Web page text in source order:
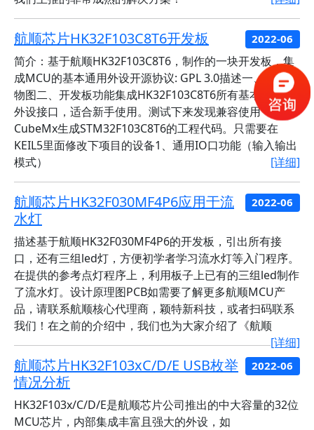
2022-06
航顺芯片HK32F103C8T6开发板
简介：基于航顺HK32F103C8T6，制作的一块开发板，集
成MCU的基本通用外设开源协议: GPL 3.0描述一、工程实
物图二、开发板功能集成HK32F103C8T6所有基本通用的
外设接口，适合新手使用。测试下来发现兼容使用
CubeMx生成STM32F103C8T6的工程代码。只需要在
KEIL5里面修改下项目的设备1、通用IO口功能（输入输出
模式）
[详细]
2022-06
航顺芯片HK32F030MF4P6应用于流
水灯
描述基于航顺HK32F030MF4P6的开发板，引出所有接
口，还有三组led灯，方便初学者学习流水灯等入门程序。
在提供的参考点灯程序上，利用板子上已有的三组led制作
了流水灯。设计原理图PCB如需要了解更多航顺MCU产
品，请联系航顺核心代理商，颖特新科技，或者扫码联系
我们！在之前的介绍中，我们也为大家介绍了《航顺
[详细]
2022-06
航顺芯片HK32F103xC/D/E USB枚举
情况分析
HK32F103x/C/D/E是航顺芯片公司推出的中大容量的32位
MCU芯片，内部集成丰富且强大的外设，如